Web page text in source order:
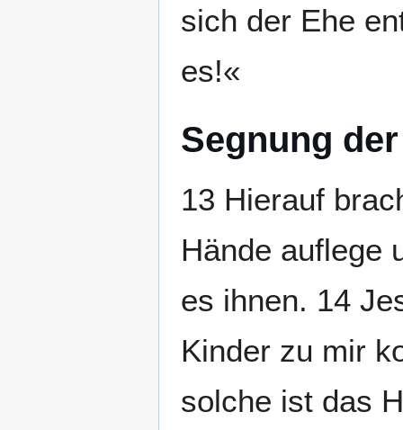
sich der Ehe
es!«
Segnung
13 Hierauf
Hände auflege
es ihnen. 14
Kinder zu mir
solche ist das